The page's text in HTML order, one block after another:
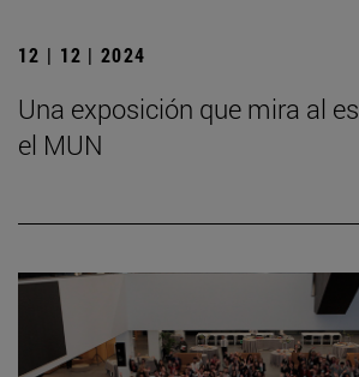
12 | 12 | 2024
Una exposición que mira al
el MUN